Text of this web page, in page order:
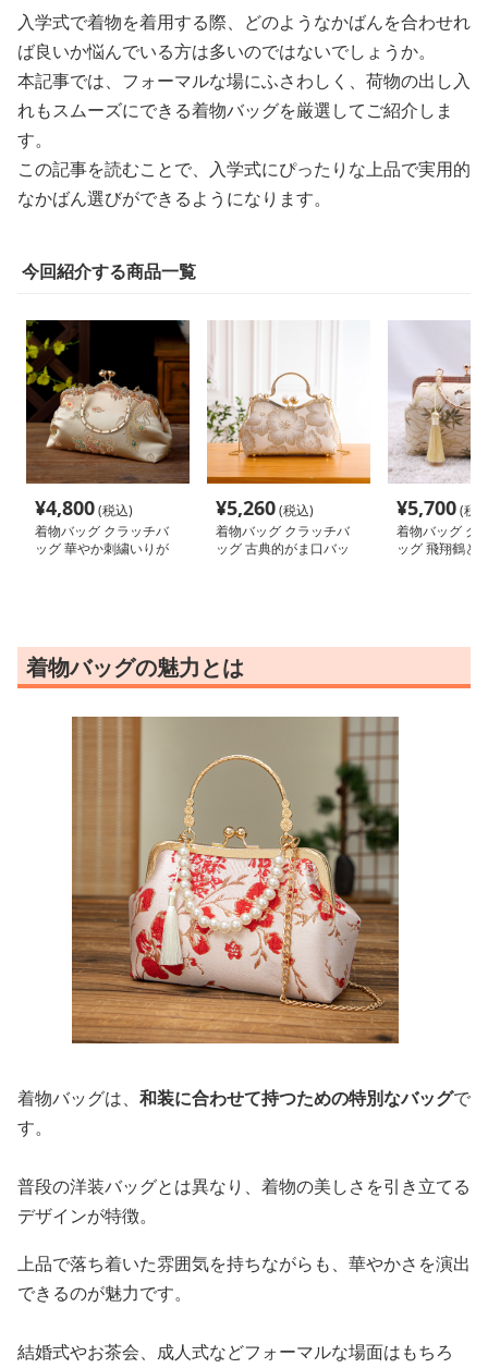
入学式で着物を着用する際、どのようなかばんを合わせれ
ば良いか悩んでいる方は多いのではないでしょうか。
本記事では、フォーマルな場にふさわしく、荷物の出し入
れもスムーズにできる着物バッグを厳選してご紹介しま
す。
この記事を読むことで、入学式にぴったりな上品で実用的
なかばん選びができるようになります。
今回紹介する商品一覧
¥4,800(税込)
着物バッグ クラッチバ
ッグ 華やか刺繍いりが
¥5,260(税込)
着物バッグ クラッチバ
ッグ 古典的がま口バッ
¥5,700(税
着物バッグ ク
ッグ 飛翔鶴と
着物バッグの魅力とは
着物バッグは、 和装に合わせて持つための特別なバッグで
す。
普段の洋装バッグとは異なり、着物の美しさを引き立てる
デザインが特徴。
上品で落ち着いた雰囲気を持ちながらも、華やかさを演出
できるのが魅力です。
結婚式やお茶会、成人式などフォーマルな場面はもちろ